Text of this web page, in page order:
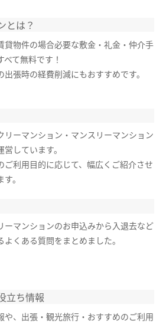
とは？
貸物件の場合必要な敷金・礼金・仲介手
べて無料です！
出張時の経費削減にもおすすめです。
リーマンション・マンスリーマンション
営しています。
ご利用目的に応じて、幅広くご紹介させ
。
ーマンションのお申込みから入退去など
よくある質問をまとめました。
立ち情報
や、出張・観光旅行・おすすめのご利用